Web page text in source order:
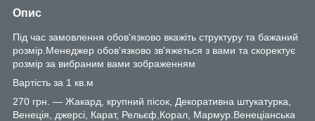
Опис
Під час замовлення обов'язково вкажіть структуру та бажаний
розмір.Менеджер обов'язково зв'яжеться з вами та скоректує
розмір за вибраним вами зображенням
Вартість за 1 кв.м
270 грн. — Жакард, крупний пісок, Декоративна штукатурка,
Венеція, джерсі, Карат, Рельєф,Корал, Мармур.Венеціанська